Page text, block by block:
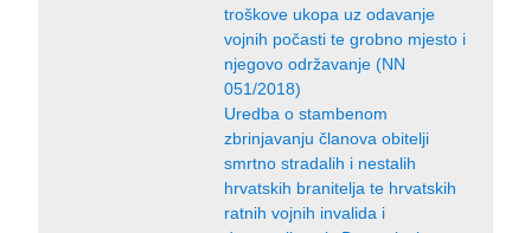
troškove ukopa uz odavanje
vojnih počasti te grobno mjesto i
njegovo održavanje (NN
051/2018)
Uredba o stambenom
zbrinjavanju članova obitelji
smrtno stradalih i nestalih
hrvatskih branitelja te hrvatskih
ratnih vojnih invalida i